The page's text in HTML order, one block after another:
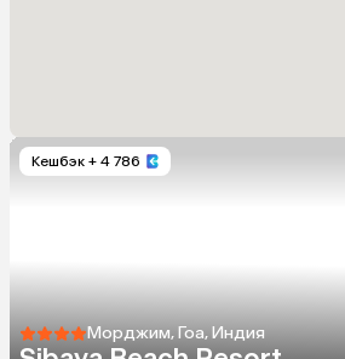
Кешбэк + 4 786
Морджим, Гоа, Индия